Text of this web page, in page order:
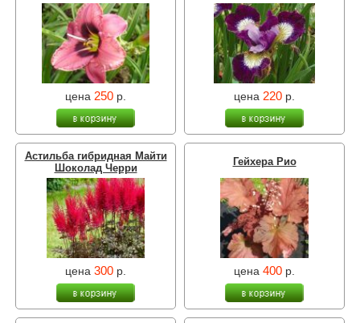
цена 250 р. цена 220 р.
Астильба гибридная Майти
Шоколад Черри
цена 300 р.
Гейхера Рио
цена 400 р.